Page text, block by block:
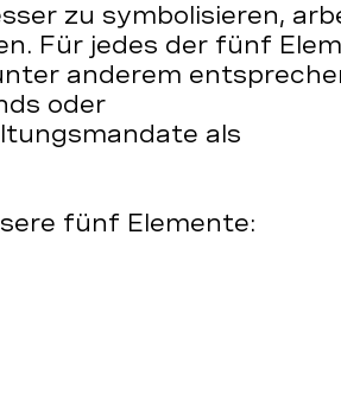
zu symbolisieren,
Für jedes der fünf
anderem
oder
als
fünf Elemente: